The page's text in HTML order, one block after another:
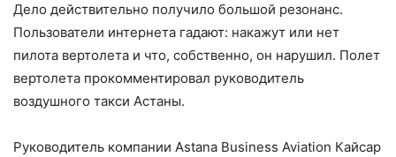
Дело действительно получило большой резонанс.
Пользователи интернета гадают: накажут или нет
пилота вертолета и что, собственно, он нарушил. Полет
вертолета прокомментировал руководитель
воздушного такси Астаны.
Руководитель компании Astana Business Aviation Кайсар